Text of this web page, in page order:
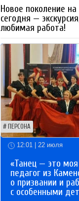
Новое поколение на
сегодня —
любимая работа!
ПЕРСОНА
12:01 | 22 июля
«Танец — это моя
педагог из
о призвании и
с особенными